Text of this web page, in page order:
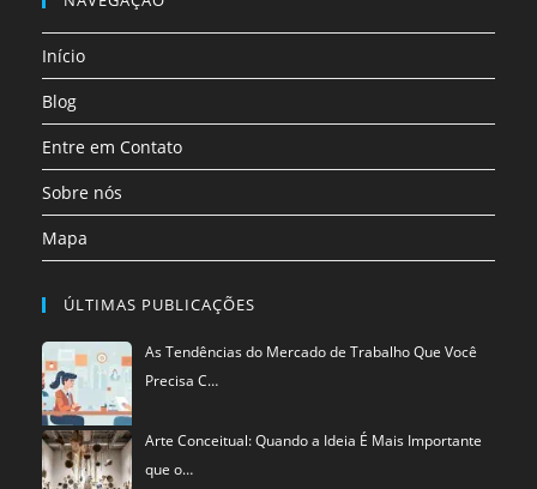
aba
aba
nova
aba
Início
Blog
Entre em Contato
Sobre nós
Mapa
ÚLTIMAS PUBLICAÇÕES
As Tendências do Mercado de Trabalho Que Você
Precisa C…
Arte Conceitual: Quando a Ideia É Mais Importante
que o…